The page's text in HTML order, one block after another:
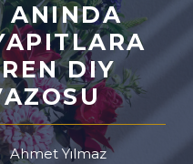
ANINDA
DIY
Ahmet Yılmaz